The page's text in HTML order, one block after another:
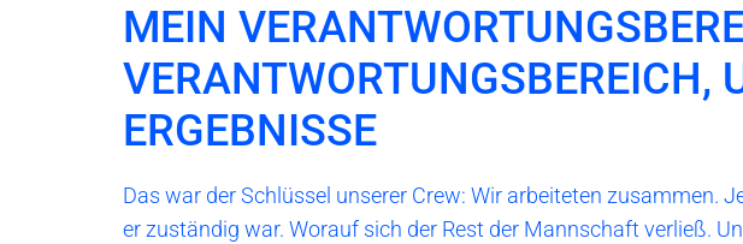
MEIN
VERANTWORTUNGSBEREICH,
ERGEBNISSE
Das war der Schlüssel unserer Crew: Wir arbeiteten zusammen.
er zuständig war. Worauf sich der Rest der Mannschaft verließ.